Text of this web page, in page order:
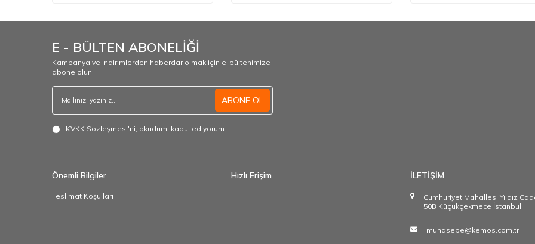
E - BÜLTEN ABONELİĞİ
Kampanya ve indirimlerden haberdar olmak için e-bültenimize
abone olun.
ABONE OL
KVKK Sözleşmesi'ni, okudum, kabul ediyorum.
Önemli Bilgiler
Teslimat Koşulları
Hızlı Erişim İLETİŞİM
Cumhuriyet Mahallesi Yıldız
50B Küçükçekmece İstanbul
muhasebe@kemos.com.tr